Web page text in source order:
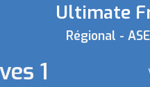
Ultimate
Régional -
1